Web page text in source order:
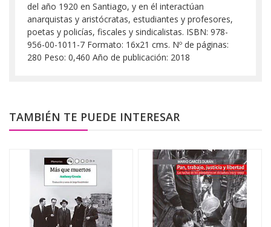
del año 1920 en Santiago, y en él interactúan
anarquistas y aristócratas, estudiantes y profesores,
poetas y policías, fiscales y sindicalistas. ISBN: 978-
956-00-1011-7 Formato: 16x21 cms. Nº de páginas:
280 Peso: 0,460 Año de publicación: 2018
TAMBIÉN TE PUEDE INTERESAR